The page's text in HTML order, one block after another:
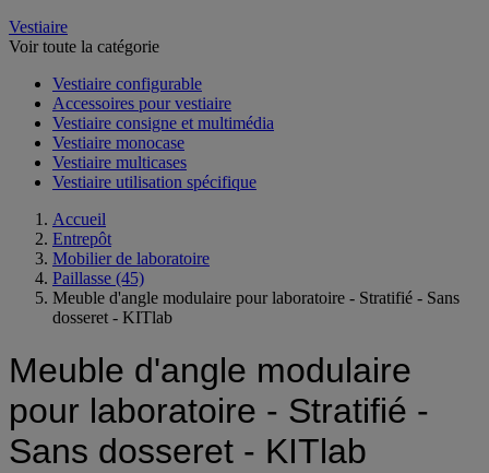
Vestiaire
Voir toute la catégorie
Vestiaire configurable
Accessoires pour vestiaire
Vestiaire consigne et multimédia
Vestiaire monocase
Vestiaire multicases
Vestiaire utilisation spécifique
Accueil
Entrepôt
Mobilier de laboratoire
Paillasse (45)
Meuble d'angle modulaire pour laboratoire - Stratifié - Sans
dosseret - KITlab
Meuble d'angle modulaire
pour laboratoire - Stratifié -
Sans dosseret - KITlab